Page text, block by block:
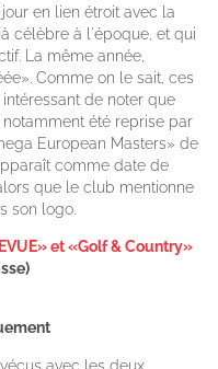
en lien étroit avec la
célèbre à l'époque, et qui
La même année,
Comme on le sait, ces
de noter que
notamment été reprise par
European Masters» de
comme date de
que le club mentionne
son logo.
et «Golf & Country»
avec les deux